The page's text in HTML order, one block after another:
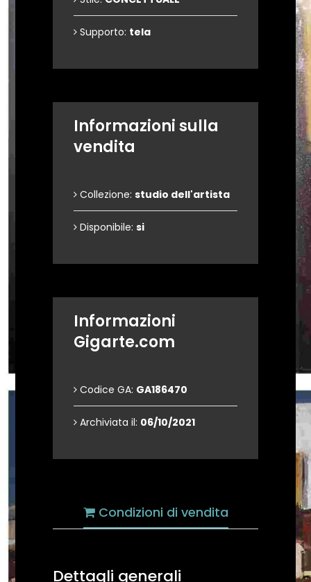
Supporto: tela
Informazioni sulla
vendita
Collezione: studio dell'artista
Disponibile: si
Informazioni
Gigarte.com
Codice GA: GA186470
Archiviata il: 06/10/2021
Condizioni di vendita
Dettagli generali